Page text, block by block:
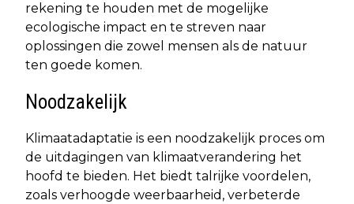
rekening te houden met de mogelijke
ecologische impact en te streven naar
oplossingen die zowel mensen als de natuur
ten goede komen.
Noodzakelijk
Klimaatadaptatie is een noodzakelijk proces om
de uitdagingen van klimaatverandering het
hoofd te bieden. Het biedt talrijke voordelen,
zoals verhoogde weerbaarheid, verbeterde